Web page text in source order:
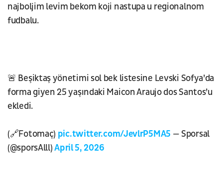
najboljim levim bekom koji nastupa u regionalnom
fudbalu.
🚨 Beşiktaş yönetimi sol bek listesine Levski Sofya’da
forma giyen 25 yaşındaki Maicon Araujo dos Santos’u
ekledi.
(🔗Fotomaç) pic.twitter.com/JevlrP5MA5 — Sporsal
(@sporsAlll)April 5, 2026